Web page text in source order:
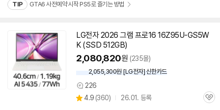
TIP GTA6 사전예약 시작 PS5로 즐기는 방법
LG전자 2026 그램 프로16 16Z95U-GS5W
K (SSD 512GB)
2,080,820원 (235몰)
2,055,300원 [LG전자] 신한카드
상
품
226
별
4.9 (상
360) 26.01. 등록
관